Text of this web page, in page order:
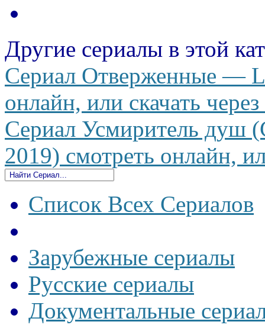
Другие сериалы в этой
Сериал Отверженные —
онлайн, или скачать
Сериал Усмиритель душ
2019) смотреть онлайн,
Список Всех Сериалов
Зарубежные сериалы
Русские сериалы
Документальные